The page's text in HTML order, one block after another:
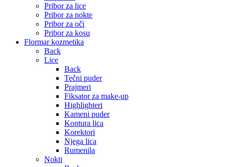
Pribor za lice
Pribor za nokte
Pribor za oči
Pribor za kosu
Flormar kozmetika
Back
Lice
Back
Tečni puder
Prajmeri
Fiksator za make-up
Highlighteri
Kameni puder
Kontura lica
Korektori
Njega lica
Rumenila
Nokti